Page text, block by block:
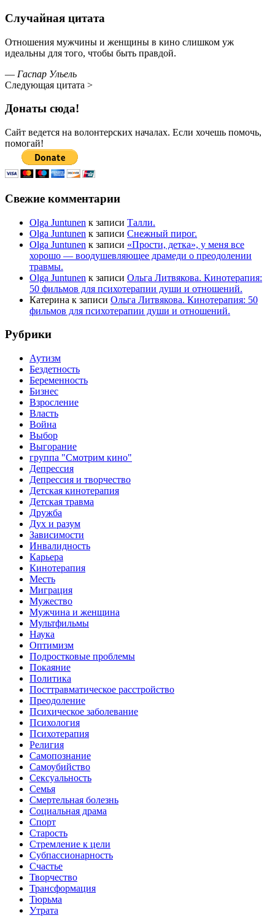
Случайная цитата
Отношения мужчины и женщины в кино слишком уж
идеальны для того, чтобы быть правдой.
— Гаспар Ульель
Следующая цитата >
Донаты сюда!
Сайт ведется на волонтерских началах. Если хочешь помочь,
помогай!
Свежие комментарии
Olga Juntunen к записи Талли.
Olga Juntunen к записи Снежный пирог.
Olga Juntunen к записи «Прости, детка», у меня все
хорошо — воодушевляющее драмеди о преодолении
травмы.
Olga Juntunen к записи Ольга Литвякова. Кинотерапия:
50 фильмов для психотерапии души и отношений.
Катерина к записи Ольга Литвякова. Кинотерапия: 50
фильмов для психотерапии души и отношений.
Рубрики
Аутизм
Бездетность
Беременность
Бизнес
Взросление
Власть
Война
Выбор
Выгорание
группа "Смотрим кино"
Депрессия
Депрессия и творчество
Детская кинотерапия
Детская травма
Дружба
Дух и разум
Зависимости
Инвалидность
Карьера
Кинотерапия
Месть
Миграция
Мужество
Мужчина и женщина
Мультфильмы
Наука
Оптимизм
Подростковые проблемы
Покаяние
Политика
Посттравматическое расстройство
Преодоление
Психическое заболевание
Психология
Психотерапия
Религия
Самопознание
Самоубийство
Сексуальность
Семья
Смертельная болезнь
Социальная драма
Спорт
Старость
Стремление к цели
Субпассионарность
Счастье
Творчество
Трансформация
Тюрьма
Утрата